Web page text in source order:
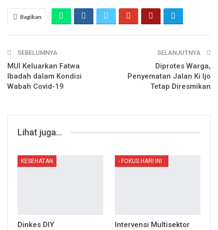
Bagikan
SEBELUMNYA
MUI Keluarkan Fatwa
Ibadah dalam Kondisi
Wabah Covid-19
SELANJUTNYA
Diprotes Warga,
Penyematan Jalan Ki Ijo
Tetap Diresmikan
Lihat juga...
KESEHATAN
Dinkes DIY
- FOKUS HARI INI :
Intervensi Multisektor